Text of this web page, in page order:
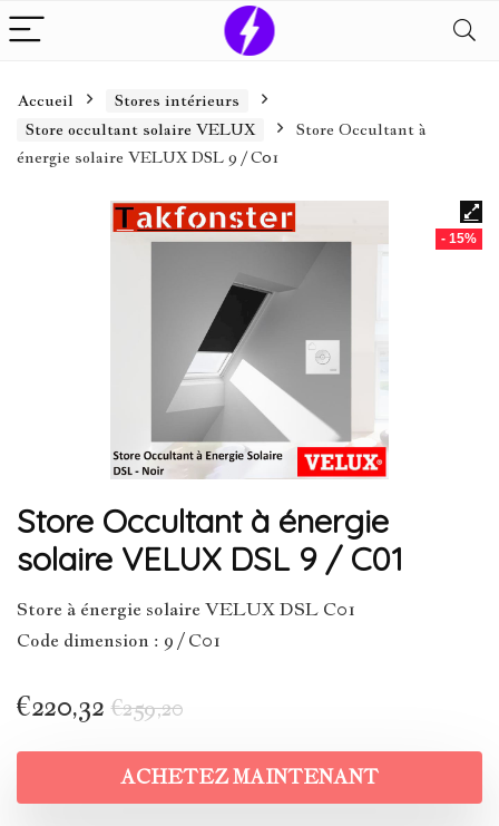
Accueil
Stores intérieurs
Store occultant solaire VELUX
Store Occultant à
énergie solaire VELUX DSL 9 / C01
- 15%
Store Occultant à énergie
solaire VELUX DSL 9 / C01
Store à énergie solaire VELUX DSL C01
Code dimension : 9 / C01
€259,20
€220,32
ACHETEZ MAINTENANT